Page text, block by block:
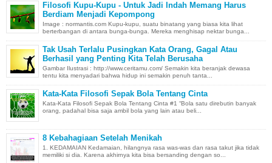
Filosofi Kupu-Kupu - Untuk Jadi Indah Memang Harus
Berdiam Menjadi Kepompong
Image : normantis.com Kupu-kupu, suatu binatang yang biasa kita lihat
berterbangan di antara bunga-bunga. Mereka menghisap nektar bunga...
Tak Usah Terlalu Pusingkan Kata Orang, Gagal Atau
Berhasil yang Penting Kita Telah Berusaha
Gambar Ilustrasi : http://www.ceritamu.com/ Semakin kita beranjak dewasa
tentu kita menyadari bahwa hidup ini semakin penuh tanta...
Kata-Kata Filosofi Sepak Bola Tentang Cinta
Kata-Kata Filosofi Sepak Bola Tentang Cinta #1 “Bola satu direbutin banyak
orang, padahal bisa saja ambil bola yang lain atau beli...
8 Kebahagiaan Setelah Menikah
1. KEDAMAIAN Kedamaian, hilangnya rasa was-was dan rasa takut jika tidak
memiliki si dia. Karena akhirnya kita bisa bersanding dengan so...